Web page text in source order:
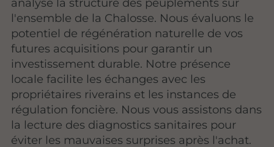
l'ensemble de la Chalosse. Nous évaluons le
potentiel de régénération naturelle de vos
futures acquisitions pour garantir un
investissement durable. Notre présence
locale facilite les échanges avec les
propriétaires riverains et les instances de
régulation foncière. Nous vous assistons dans
la lecture des diagnostics sanitaires pour
éviter les mauvaises surprises après l'achat.